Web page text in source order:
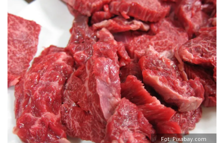
Fot. Pixabay.com